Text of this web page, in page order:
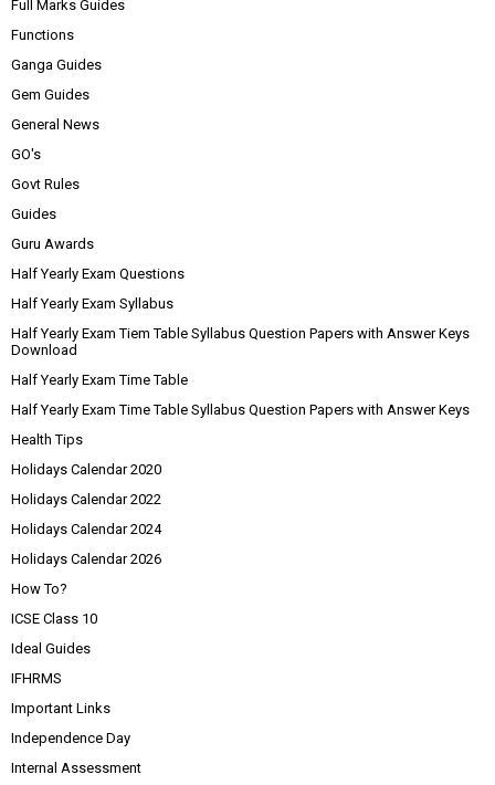
Full Marks Guides
Functions
Ganga Guides
Gem Guides
General News
GO's
Govt Rules
Guides
Guru Awards
Half Yearly Exam Questions
Half Yearly Exam Syllabus
Half Yearly Exam Tiem Table Syllabus Question Papers with Answer Keys
Download
Half Yearly Exam Time Table
Half Yearly Exam Time Table Syllabus Question Papers with Answer Keys
Health Tips
Holidays Calendar 2020
Holidays Calendar 2022
Holidays Calendar 2024
Holidays Calendar 2026
How To?
ICSE Class 10
Ideal Guides
IFHRMS
Important Links
Independence Day
Internal Assessment